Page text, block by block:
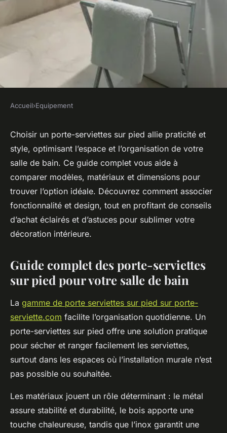
EQUIPEMENT
Guide complet des porte-
serviettes sur pied pour votre
salle de bain
Théo•3 septembre 2025 •6 min de lecture
Accueil›Equipement
Choisir un porte-serviettes sur pied allie praticité et
style, optimisant l’espace et l’organisation de votre
salle de bain. Ce guide complet vous aide à
comparer modèles, matériaux et dimensions pour
trouver l’option idéale. Découvrez comment associer
fonctionnalité et design, tout en profitant de conseils
d’achat éclairés et d’astuces pour sublimer votre
décoration intérieure.
Guide complet des porte-serviettes
sur pied pour votre salle de bain
La gamme de porte serviettes sur pied sur porte-
serviette.com facilite l’organisation quotidienne. Un
porte-serviettes sur pied offre une solution pratique
pour sécher et ranger facilement les serviettes,
surtout dans les espaces où l’installation murale n’est
pas possible ou souhaitée.
Les matériaux jouent un rôle déterminant : le métal
assure stabilité et durabilité, le bois apporte une
touche chaleureuse, tandis que l’inox garantit une